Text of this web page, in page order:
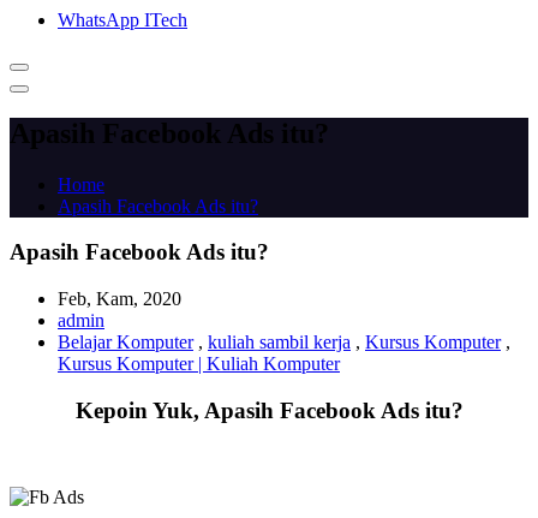
WhatsApp ITech
Apasih Facebook Ads itu?
Home
Apasih Facebook Ads itu?
Apasih Facebook Ads itu?
Feb, Kam, 2020
admin
Belajar Komputer, kuliah sambil kerja , Kursus Komputer,
Kursus Komputer | Kuliah Komputer
Kepoin Yuk, Apasih Facebook Ads itu?